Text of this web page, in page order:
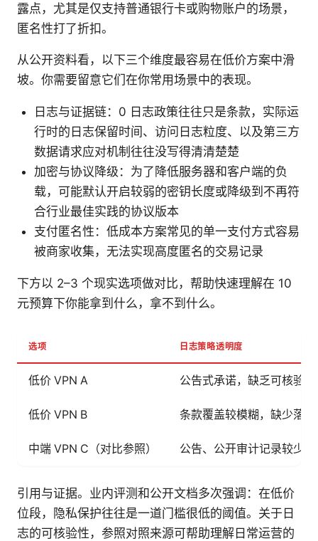
露点，尤其是仅支持普通银行卡或购物账户的场景，
匿名性打了折扣。
从公开资料看，以下三个维度最容易在低价方案中滑
坡。你需要留意它们在你常用场景中的表现。
日志与证据链：0 日志政策往往只是条款，实际运
行时的日志保留时间、访问日志粒度、以及第三方
数据请求应对机制往往没写得清清楚楚
加密与协议降级：为了降低服务器和客户端的负
载，可能默认开启较弱的密钥长度或降级到不再符
合行业最佳实践的协议版本
支付匿名性：低成本方案常见的单一支付方式容易
被商家收集，无法实现高度匿名的交易记录
下方以 2–3 个现实选项做对比，帮助快速理解在 10
元预算下你能拿到什么，拿不到什么。
选项 日志策略透明度
低价 VPN A 公告式承诺，缺乏可核验
低价 VPN B 条款覆盖较模糊，缺少落
中端 VPN C（对比参照） 公告、公开审计记录较少
引用与证据。业内评测和公开文档多次强调：在低价
位段，隐私保护往往是一道门槛很低的阈值。关于日
志的可核验性，参照对照来源可帮助理解日常运营的